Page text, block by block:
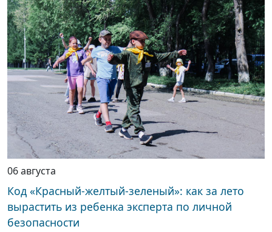
06 августа
Код «Красный-желтый-зеленый»: как за лето
вырастить из ребенка эксперта по личной
безопасности